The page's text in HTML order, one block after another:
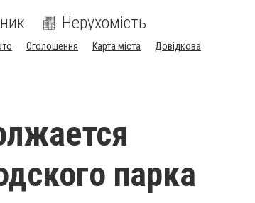
Нерухомість
Оголошення Карта міста Довідкова
парка